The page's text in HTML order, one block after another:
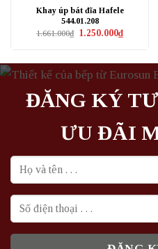
Khay úp bát đĩa Hafele
544.01.208
1.661.000₫ Giá
1.250.000₫Giá
hiện
ĐĂNG KÝ
ƯU ĐÃI